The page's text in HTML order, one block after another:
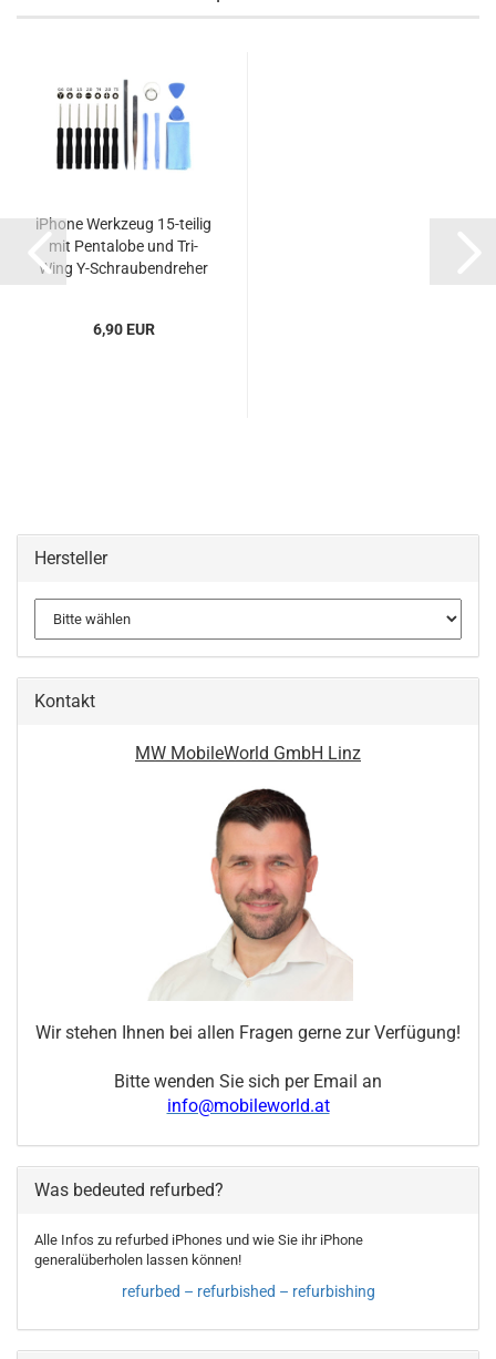
iPhone Werkzeug 15-teilig
mit Pentalobe und Tri-
Wing Y-Schraubendreher
6,90 EUR
Hersteller
Kontakt
MW MobileWorld GmbH Linz
Wir stehen Ihnen bei allen Fragen gerne zur Verfügung!
Bitte wenden Sie sich per Email an
info@mobileworld.at
Was bedeuted refurbed?
Alle Infos zu refurbed iPhones und wie Sie ihr iPhone
generalüberholen lassen können!
refurbed – refurbished – refurbishing